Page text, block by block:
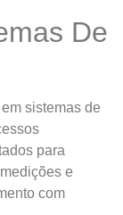
De
em sistemas de
para
e
com